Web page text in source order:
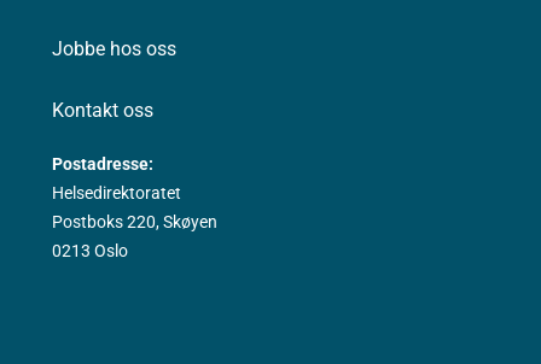
Jobbe hos oss
Kontakt oss
Postadresse:
Helsedirektoratet
Postboks 220, Skøyen
0213 Oslo